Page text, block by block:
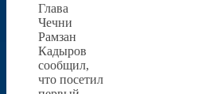
Глава
Чечни
Рамзан
Кадыров
сообщил,
что посетил